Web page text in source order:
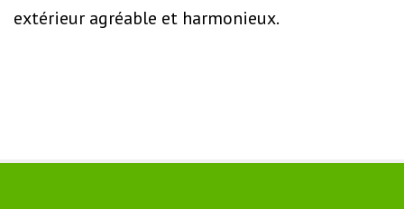
extérieur agréable et harmonieux.